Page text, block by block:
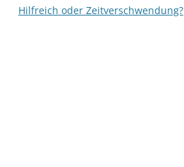
Hilfreich oder Zeitverschwendung?